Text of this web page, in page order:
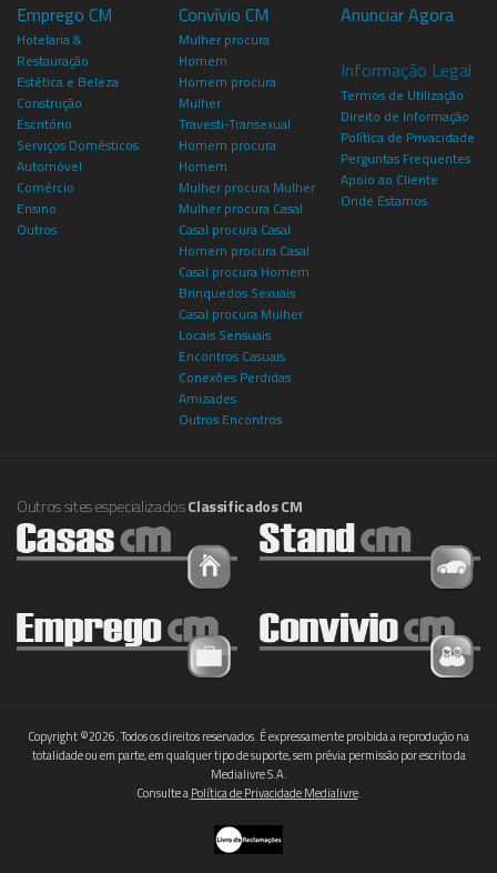
Emprego CM
Hotelaria &
Restauração
Estética e Beleza
Construção
Escritório
Serviços Domésticos
Automóvel
Comércio
Ensino
Outros
Convívio CM
Mulher procura
Homem
Homem procura
Mulher
Travesti-Transexual
Homem procura
Homem
Mulher procura Mulher
Mulher procura Casal
Casal procura Casal
Homem procura Casal
Casal procura Homem
Brinquedos Sexuais
Casal procura Mulher
Locais Sensuais
Encontros Casuais
Conexões Perdidas
Amizades
Outros Encontros
Anunciar Agora
Informação Legal
Termos de Utilização
Direito de Informação
Política de Privacidade
Perguntas Frequentes
Apoio ao Cliente
Onde Estamos
Outros sites especializadosClassificados CM
Copyright ©2026. Todos os direitos reservados. É expressamente proibida a reprodução na
totalidade ou em parte, em qualquer tipo de suporte, sem prévia permissão por escrito da
Medialivre S.A.
Consulte aPolítica de Privacidade Medialivre.